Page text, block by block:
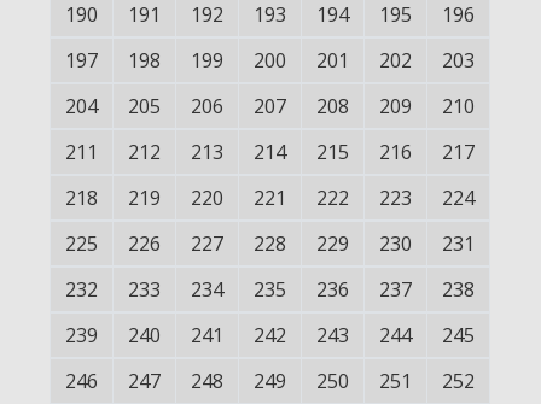
190
191 192 193 194 195
196
197
198 199 200 201 202
203
204
205 206 207 208 209
210
211
212 213 214 215 216
217
218
219 220 221 222 223
224
225
226 227 228 229 230
231
232
233 234 235 236 237
238
239
240 241 242 243 244
245
246
247 248 249 250 251
252